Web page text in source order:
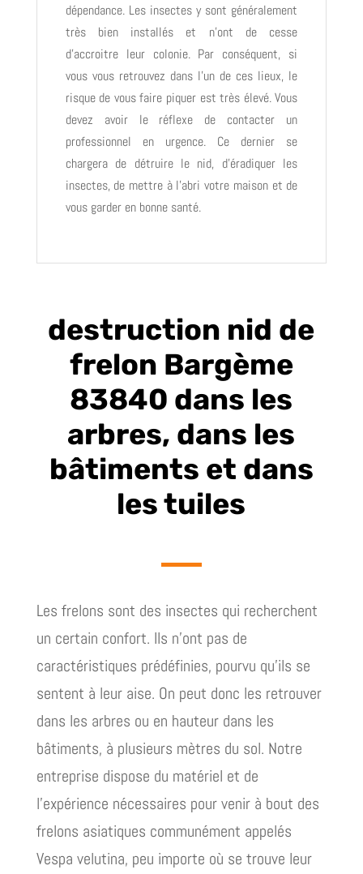
dépendance. Les insectes y sont généralement
très bien installés et n’ont de cesse
d’accroitre leur colonie. Par conséquent, si
vous vous retrouvez dans l’un de ces lieux, le
risque de vous faire piquer est très élevé. Vous
devez avoir le réflexe de contacter un
professionnel en urgence. Ce dernier se
chargera de détruire le nid, d’éradiquer les
insectes, de mettre à l’abri votre maison et de
vous garder en bonne santé.
destruction nid de
frelon Bargème
83840 dans les
arbres, dans les
bâtiments et dans
les tuiles
Les frelons sont des insectes qui recherchent
un certain confort. Ils n’ont pas de
caractéristiques prédéfinies, pourvu qu’ils se
sentent à leur aise. On peut donc les retrouver
dans les arbres ou en hauteur dans les
bâtiments, à plusieurs mètres du sol. Notre
entreprise dispose du matériel et de
l’expérience nécessaires pour venir à bout des
frelons asiatiques communément appelés
Vespa velutina, peu importe où se trouve leur